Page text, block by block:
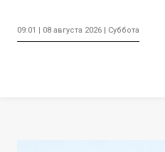
09:01 | 08 августа 2026 | Суббота